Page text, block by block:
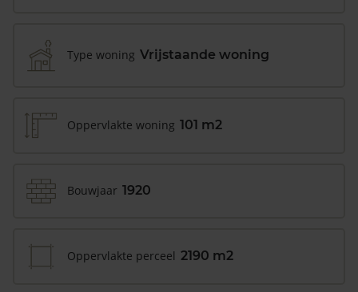
Type woning Vrijstaande woning
Oppervlakte woning 101 m2
Bouwjaar 1920
Oppervlakte perceel 2190 m2